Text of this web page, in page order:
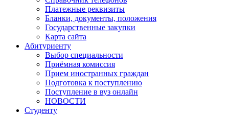
Платежные реквизиты
Бланки, документы, положения
Государственные закупки
Карта сайта
Абитуриенту
Выбор специальности
Приёмная комиссия
Прием иностранных граждан
Подготовка к поступлению
Поступление в вуз онлайн
НОВОСТИ
Студенту